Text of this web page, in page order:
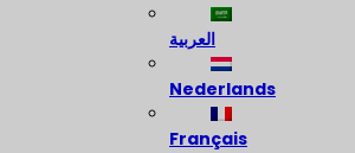
العربية
Nederlands
Français